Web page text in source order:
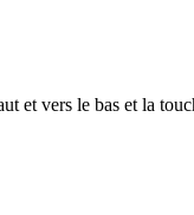
et vers le bas et la